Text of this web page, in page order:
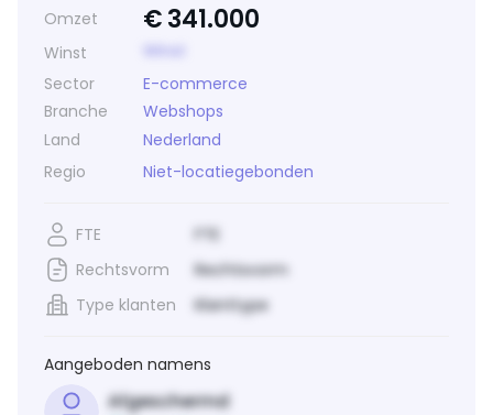
Omzet €341.000
Winst
Sector
E-commerce
Branche
Webshops
Land
Nederland
Regio
Niet-locatiegebonden
FTE
FTE
Rechtsvorm
Rechtsvorm
Type klanten
Klanttype
Aangeboden namens
Afgeschermd